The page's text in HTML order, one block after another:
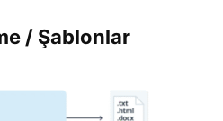
/ Şablonlar